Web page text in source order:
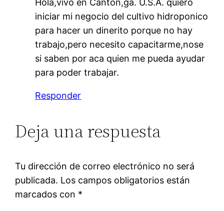
Hola,vivo en Canton,ga. U.S.A. quiero
iniciar mi negocio del cultivo hidroponico
para hacer un dinerito porque no hay
trabajo,pero necesito capacitarme,nose
si saben por aca quien me pueda ayudar
para poder trabajar.
Responder
Deja una respuesta
Tu dirección de correo electrónico no será
publicada. Los campos obligatorios están
marcados con *